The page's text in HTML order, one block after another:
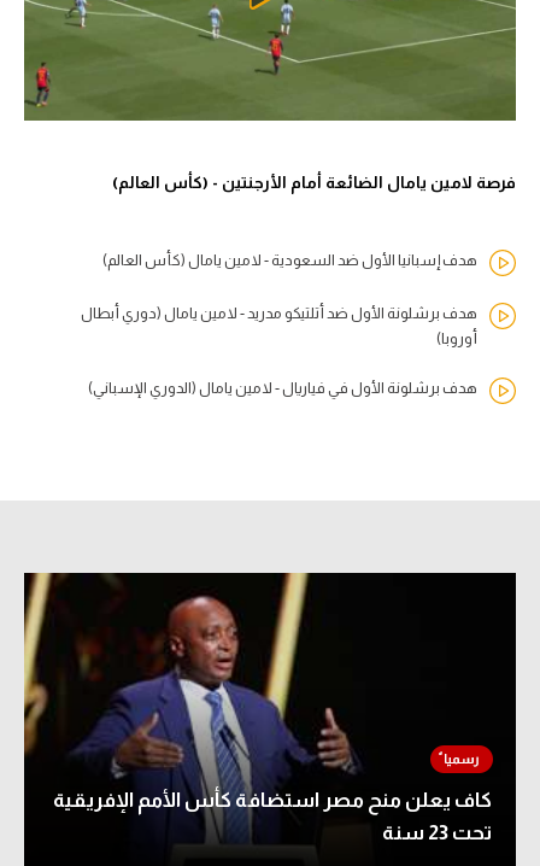
فرصة لامين يامال الضائعة أمام الأرجنتين - (كأس العالم)
هدف إسبانيا الأول ضد السعودية - لامين يامال (كأس العالم)
هدف برشلونة الأول ضد أتلتيكو مدريد - لامين يامال (دوري أبطال
أوروبا)
هدف برشلونة الأول في فياريال - لامين يامال (الدوري الإسباني)
كاف يعلن منح مصر استضافة كأس الأمم الإفريقية
تحت 23 سنة